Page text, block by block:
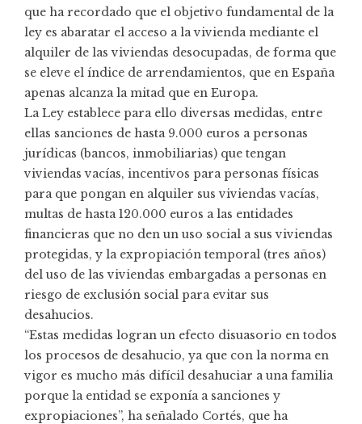
que ha recordado que el objetivo fundamental de la
ley es abaratar el acceso a la vivienda mediante el
alquiler de las viviendas desocupadas, de forma que
se eleve el índice de arrendamientos, que en España
apenas alcanza la mitad que en Europa.
La Ley establece para ello diversas medidas, entre
ellas sanciones de hasta 9.000 euros a personas
jurídicas (bancos, inmobiliarias) que tengan
viviendas vacías, incentivos para personas físicas
para que pongan en alquiler sus viviendas vacías,
multas de hasta 120.000 euros a las entidades
financieras que no den un uso social a sus viviendas
protegidas, y la expropiación temporal (tres años)
del uso de las viviendas embargadas a personas en
riesgo de exclusión social para evitar sus
desahucios.
“Estas medidas logran un efecto disuasorio en todos
los procesos de desahucio, ya que con la norma en
vigor es mucho más difícil desahuciar a una familia
porque la entidad se exponía a sanciones y
expropiaciones”, ha señalado Cortés, que ha